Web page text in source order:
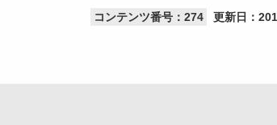
コンテンツ番号：274 更新日：